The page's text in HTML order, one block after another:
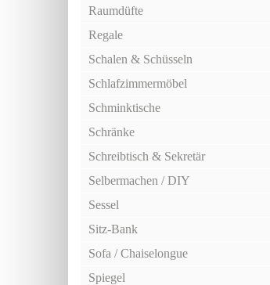
Raumdüfte
Regale
Schalen & Schüsseln
Schlafzimmermöbel
Schminktische
Schränke
Schreibtisch & Sekretär
Selbermachen / DIY
Sessel
Sitz-Bank
Sofa / Chaiselongue
Spiegel